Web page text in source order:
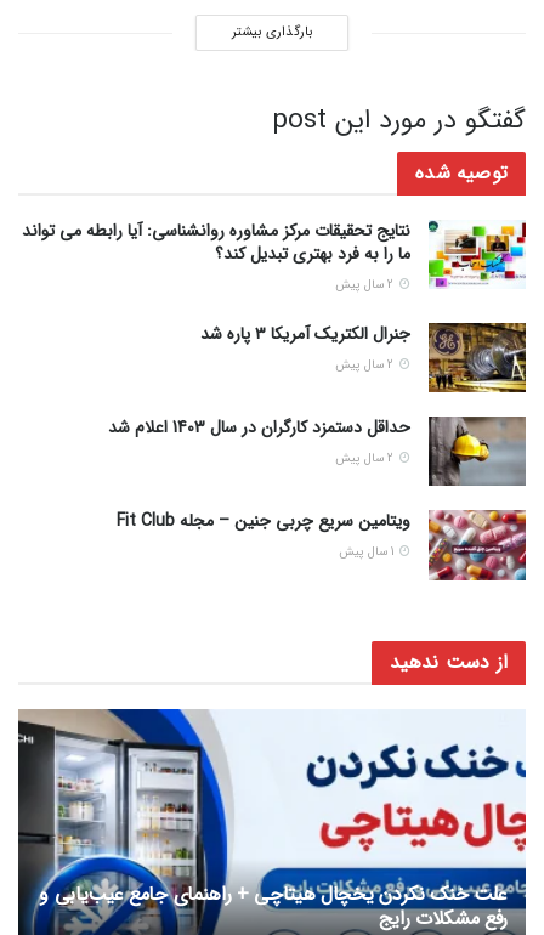
بارگذاری بیشتر
گفتگو در مورد این post
توصیه شده
نتایج تحقیقات مرکز مشاوره روانشناسی: آیا رابطه می تواند
ما را به فرد بهتری تبدیل کند؟
جنرال الکتریک آمریکا ۳ پاره شد
حداقل دستمزد کارگران در سال 1403 اعلام شد
ویتامین سریع چربی جنین – مجله Fit Club
از دست ندهید
علت خنک نکردن یخچال هیتاچی + راهنمای جامع عیب‌یابی و
رفع مشکلات رایج